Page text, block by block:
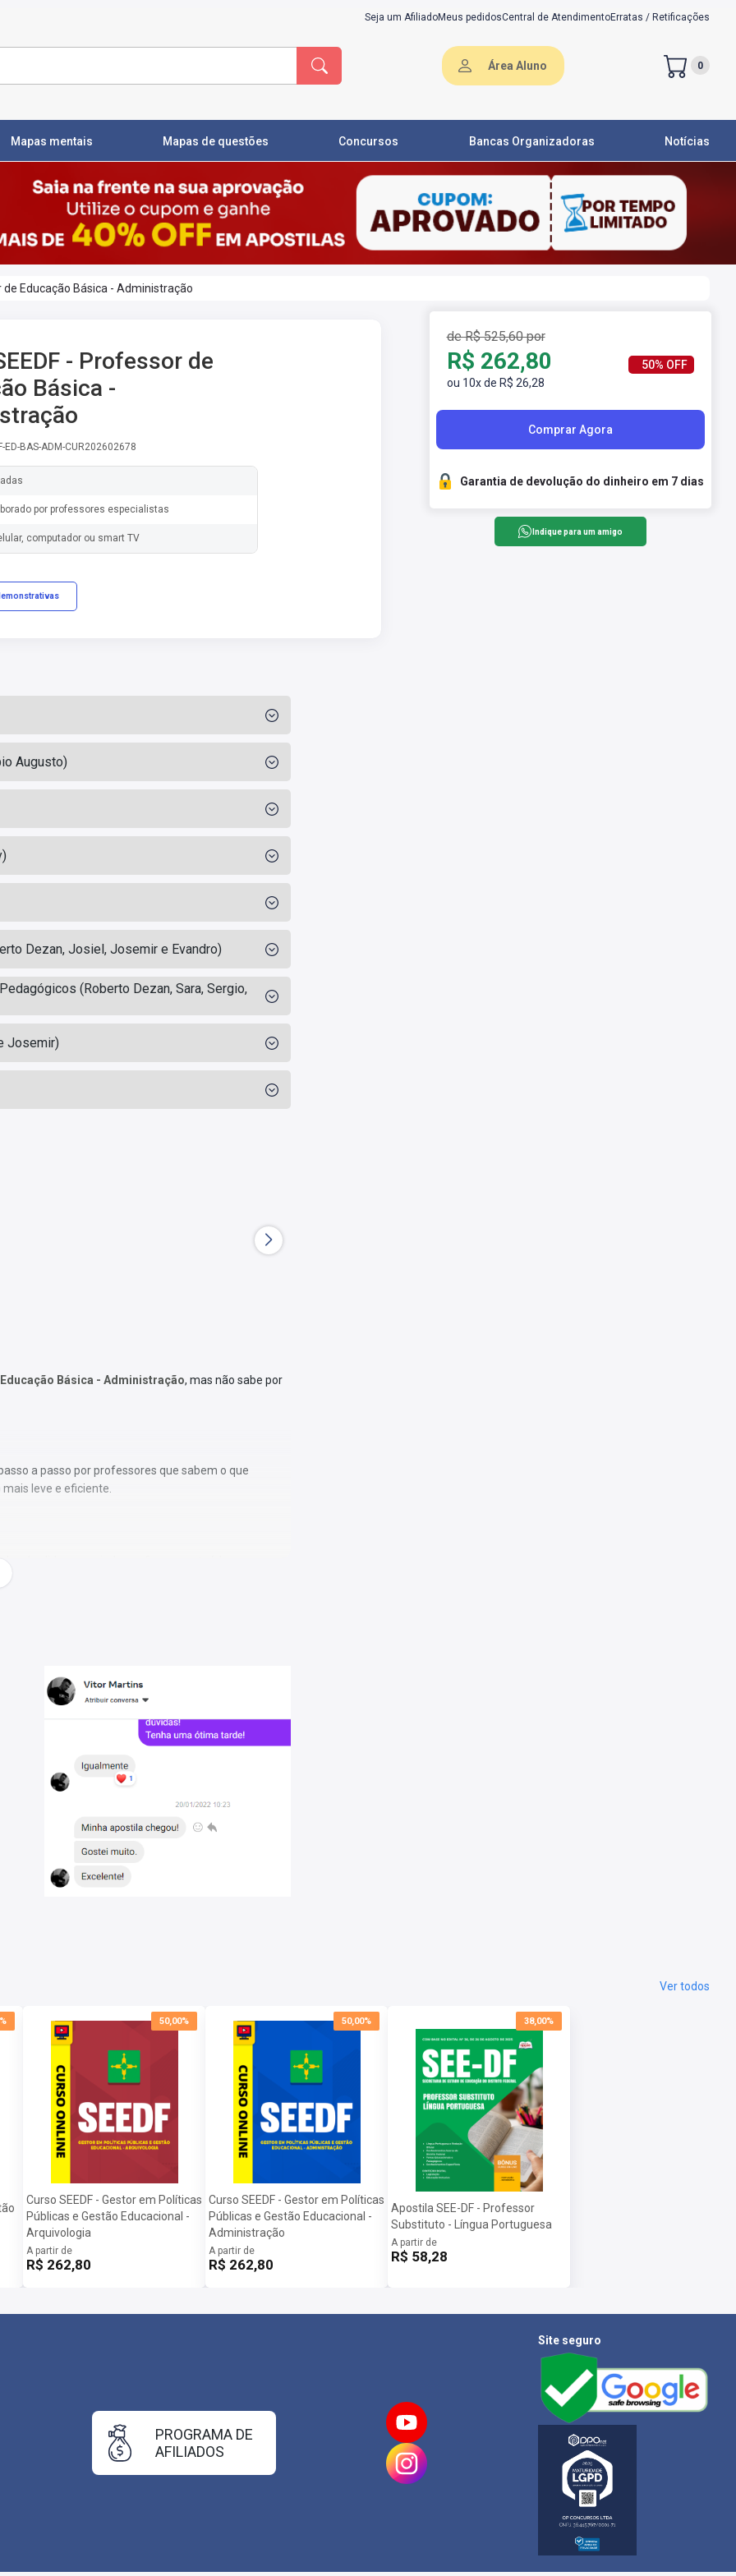
Seja um AfiliadoMeus pedidosCentral de AtendimentoErratas / Retificações
Área Aluno 0
Mapas mentais Mapas de questões Concursos Bancas Organizadoras Notícias
de Educação Básica - Administração
- Professor de
Básica -
ED-BAS-ADM-CUR202602678
por professores especialistas
computador ou smart TV
Augusto)
Dezan, Josiel, Josemir e Evandro)
(Roberto Dezan, Sara, Sergio,
Josemir)
Básica - Administração, mas não sabe por
a passo por professores que sabem o que
leve e eficiente.
mais recente;
o material quantas vezes desejar.
mais simples do que parece!
PDF
do Distrito Federal.
econômicos e financeiros; Formulação de
Análise custo-benefício e análise custo-
de Nível Médio.
de R$ 525,60 por
R$ 262,80
ou 10x de R$ 26,28
50% OFF
Comprar Agora
Garantia de devolução do dinheiro em 7 dias
Indique para um amigo
Ver todos
50,00%
Curso SEEDF - Gestor em Políticas
Públicas e Gestão Educacional -
Arquivologia
A partir de
R$ 262,80
50,00%
Curso SEEDF - Gestor em Políticas
Públicas e Gestão Educacional -
Administração
A partir de
R$ 262,80
38,00%
Apostila SEE-DF - Professor
Substituto - Língua Portuguesa
A partir de
R$ 58,28
PROGRAMA DE
AFILIADOS
Site seguro